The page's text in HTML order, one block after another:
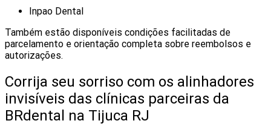
Inpao Dental
Também estão disponíveis condições facilitadas de
parcelamento e orientação completa sobre reembolsos e
autorizações.
Corrija seu sorriso com os alinhadores
invisíveis das clínicas parceiras da
BRdental na Tijuca RJ